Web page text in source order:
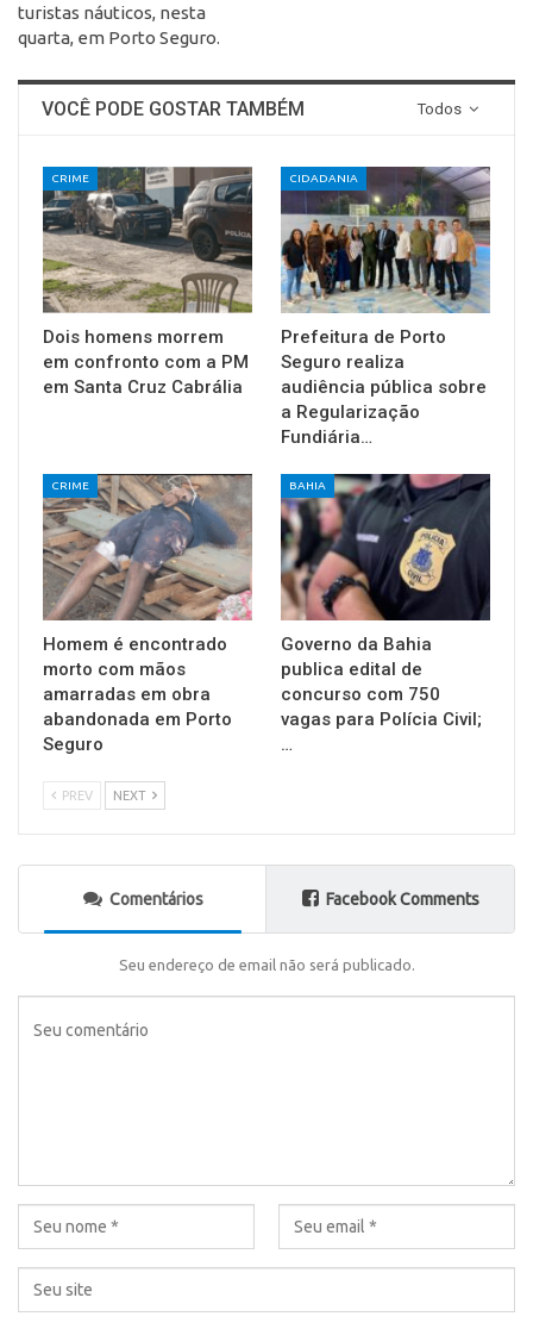
turistas náuticos, nesta
quarta, em Porto Seguro.
Todos
VOCÊ PODE GOSTAR TAMBÉM
CRIME
Dois homens morrem
em confronto com a PM
em Santa Cruz Cabrália
CIDADANIA
Prefeitura de Porto
Seguro realiza
audiência pública sobre
a Regularização
Fundiária…
CRIME
Homem é encontrado
morto com mãos
amarradas em obra
abandonada em Porto
Seguro
BAHIA
Governo da Bahia
publica edital de
concurso com 750
vagas para Polícia Civil;
…
PREV NEXT
Comentários Facebook Comments
Seu endereço de email não será publicado.